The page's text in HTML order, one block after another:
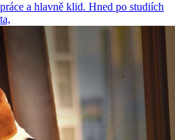
a hlavně klid. Hned po studiích